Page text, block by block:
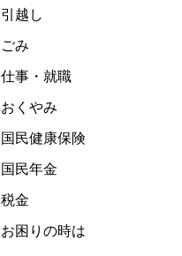
引越し
ごみ
仕事・就職
おくやみ
国民健康保険
国民年金
税金
お困りの時は